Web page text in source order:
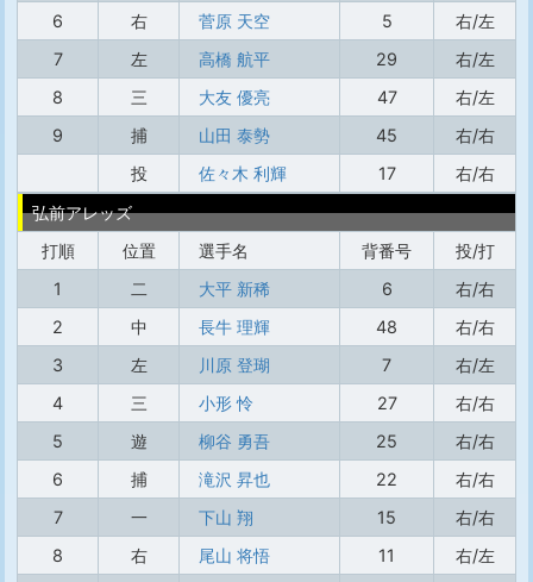
6
右 菅原 天空 5
右/左
7
左 高橋 航平 29
右/左
8
三 大友 優亮 47
右/左
9
捕 山田 泰勢 45
右/右
投
佐々木 利輝 17
右/右
弘前アレッズ
打順
位置 選手名 背番号
投/打
1
二 大平 新稀 6
右/右
2
中 長牛 理輝 48
右/右
3
左 川原 登瑚 7
右/左
4
三 小形 怜 27
右/右
5
遊 柳谷 勇吾 25
右/右
6
捕 滝沢 昇也 22
右/右
7
一 下山 翔 15
右/右
8
右 尾山 将悟 11
右/左